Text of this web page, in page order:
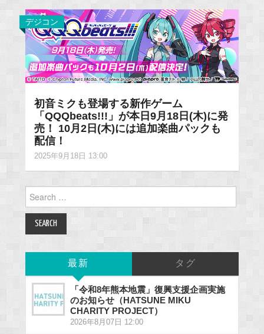
デジコン
初音ミクも登場する新作ゲーム
「QQQbeats!!!」が本日9月18日(木)に発
売！ 10月2日(木)には追加楽曲パックも
配信！
2025年9月18日 13:00
for:
最新 タグ
「令和8年熊本地震」復興支援企画実施
のお知らせ（HATSUNE MIKU
CHARITY PROJECT）
2026年8月07日 12:00